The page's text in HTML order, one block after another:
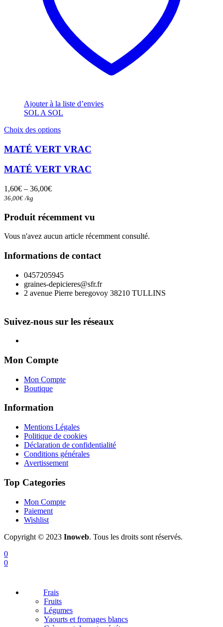
Ajouter à la liste d’envies
SOL A SOL
Choix des optionsCe
a
plusieurs
variations.
Les
sur
page
produit
MATÉ VERT VRAC
MATÉ VERT VRAC
1,60€ – 36,00€
36,00€ /kg
Produit récemment vu
Vous n'avez aucun article récemment consulté.
Informations de contact
0457205945
graines-depicieres@sfr.fr
2 avenue Pierre beregovoy 38210 TULLINS
Suivez-nous sur les réseaux
Mon Compte
Mon Compte
Boutique
Information
Mentions Légales
Politique de cookies
Déclaration de confidentialité
Conditions générales
Avertissement
Top Categories
Mon Compte
Paiement
Wishlist
Copyright © 2023 Inoweb. Tous les droits sont réservés.
0
0
Frais
Fruits
Légumes
Yaourts et fromages blancs